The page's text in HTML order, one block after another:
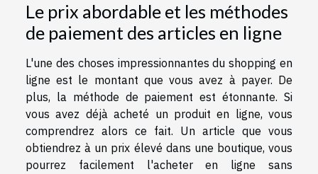
Le prix abordable et les méthodes
de paiement des articles en ligne
L'une des choses impressionnantes du shopping en
ligne est le montant que vous avez à payer. De
plus, la méthode de paiement est étonnante. Si
vous avez déjà acheté un produit en ligne, vous
comprendrez alors ce fait. Un article que vous
obtiendrez à un prix élevé dans une boutique, vous
pourrez facilement l'acheter en ligne sans